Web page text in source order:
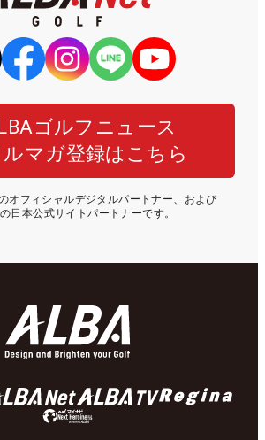
ゴルフニュース
ルマガ登録はこちら
オフィシャルデジタルパートナー、および
日本公式サイトパートナーです。